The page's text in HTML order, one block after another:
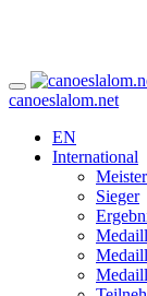
canoeslalom.net
EN
International
Sieger